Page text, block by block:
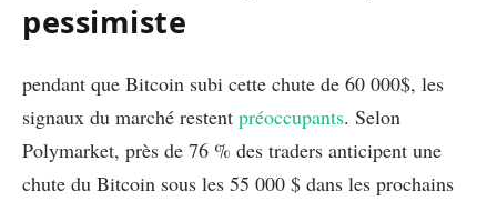
pessimiste
pendant que Bitcoin subi cette chute de 60 000$, les
signaux du marché restent préoccupants. Selon
Polymarket, près de 76 % des traders anticipent une
chute du Bitcoin sous les 55 000 $ dans les prochains